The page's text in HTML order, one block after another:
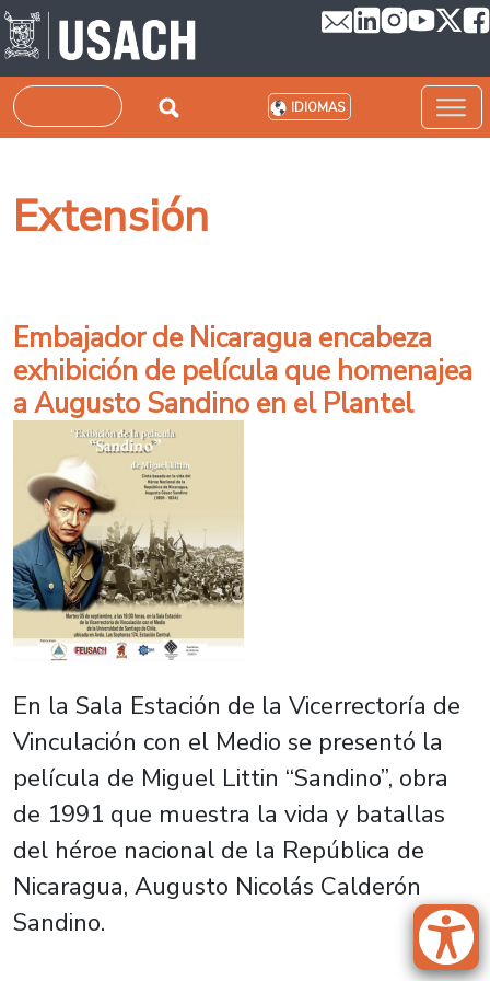
Pasar al contenido principal
Buscar IDIOMAS
Extensión
Embajador de Nicaragua encabeza
exhibición de película que homenajea
a Augusto Sandino en el Plantel
En la Sala Estación de la Vicerrectoría de
Vinculación con el Medio se presentó la
película de Miguel Littin “Sandino”, obra
de 1991 que muestra la vida y batallas
del héroe nacional de la República de
Nicaragua, Augusto Nicolás Calderón
Sandino.